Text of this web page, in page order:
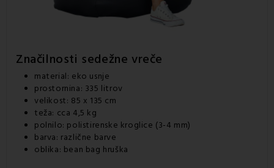
Značilnosti sedežne vreče
material: eko usnje
prostornina: 335 litrov
velikost: 85 x 135 cm
teža: cca 4,5 kg
polnilo: polistirenske kroglice (3-4 mm)
barva: različne barve
oblika: bean bag hruška